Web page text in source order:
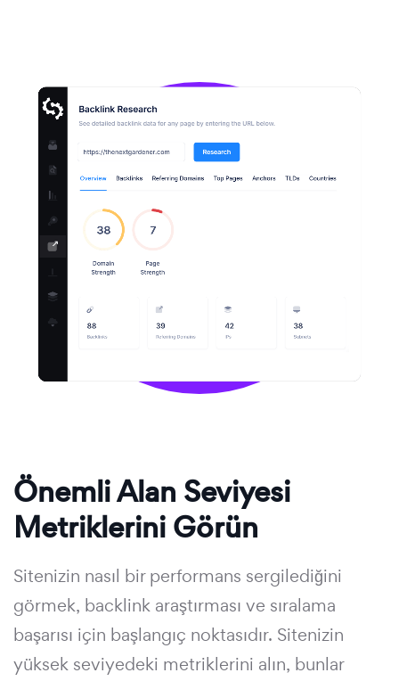
Önemli Alan Seviyesi
Metriklerini Görün
Sitenizin nasıl bir performans sergilediğini
görmek, backlink araştırması ve sıralama
başarısı için başlangıç noktasıdır. Sitenizin
yüksek seviyedeki metriklerini alın, bunlar